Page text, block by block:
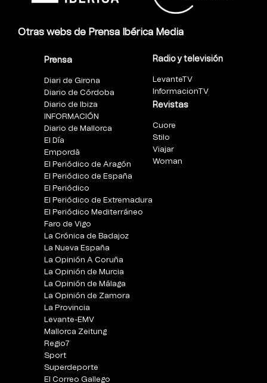
Otras webs de Prensa Ibérica Media
Prensa
Diari de Girona
Diario de Córdoba
Diario de Ibiza
INFORMACIÓN
Diario de Mallorca
El Día
Empordà
El Periódico de Aragón
El Periódico de España
El Periódico
El Periódico de Extremadura
El Periódico Mediterráneo
Faro de Vigo
La Crónica de Badajoz
La Nueva España
La Opinión A Coruña
La Opinión de Murcia
La Opinión de Málaga
La Opinión de Zamora
La Provincia
Levante-EMV
Mallorca Zeitung
Regio7
Sport
Superdeporte
El Correo Gallego
Radio y televisión
LevanteTV
InformacionTV
Revistas
Cuore
Stilo
Viajar
Woman